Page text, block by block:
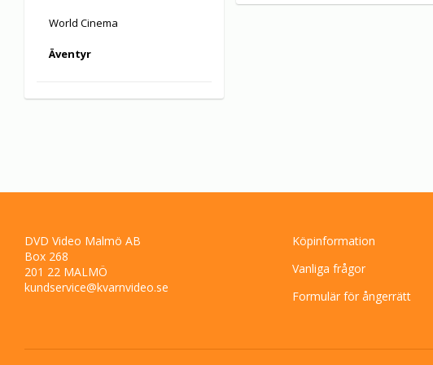
World Cinema
Äventyr
DVD Video Malmö AB
Box 268
201 22 MALMÖ
kundservice@kvarnvideo.se
Köpinformation
Vanliga frågor
Formulär för ångerrätt